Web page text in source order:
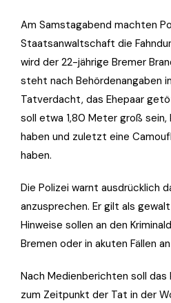
Am Samstagabend machten
Staatsanwaltschaft die
wird der 22-jährige Bremer
steht nach Behördenangaben
Tatverdacht, das Ehepaar
soll etwa 1,80 Meter groß sein,
haben und zuletzt eine
haben.
Die Polizei warnt ausdrücklich
anzusprechen. Er gilt als
Hinweise sollen an den
Bremen oder in akuten Fällen
Nach Medienberichten soll das
zum Zeitpunkt der Tat in der